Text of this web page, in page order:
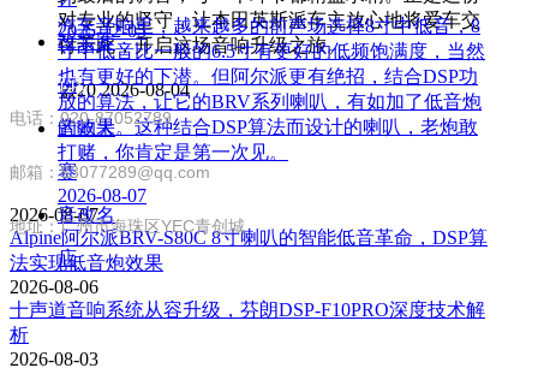
对专业的坚守，让本田英斯派车主放心地将爱车交
付于此，开启这场音响升级之旅。
넶20 2026-08-04
2025-12-05
汽车音响里，越来越多的前声场选择8寸中低音，8
寸中低音比一般的6.5寸有更好的低频饱满度，当然
也有更好的下潜。但阿尔派更有绝招，结合DSP功
放的算法，让它的BRV系列喇叭，有如加了低音炮
的效果。这种结合DSP算法而设计的喇叭，老炮敢
打赌，你肯定是第一次见。
2026-08-07
2026-08-07
Alpine阿尔派BRV-S80C 8寸喇叭的智能低音革命，DSP算
法实现低音炮效果
2026-08-06
十声道音响系统从容升级，芬朗DSP-F10PRO深度技术解
析
2026-08-03
改装案
例
音响大
赛
音改名
店
联系方式
电话：020-87052789
邮箱：83077289@qq.com
地址：广州市海珠区YEC青创城